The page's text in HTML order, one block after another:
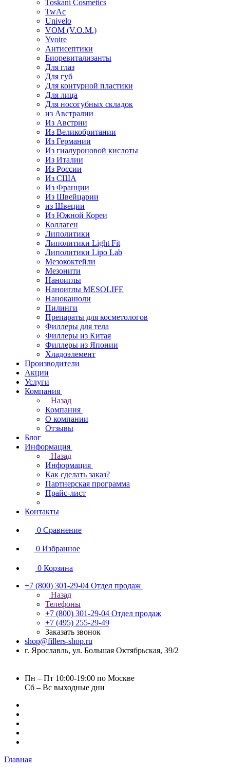
Toskani Cosmetics
TwAc
Univelo
VOM (V.O.M.)
Yvoire
Антисептики
Биоревитализанты
Для глаз
Для губ
Для контурной пластики
Для лица
Для носогубных складок
из Австралии
Из Австрии
Из Великобритании
Из Германии
Из гиалуроновой кислоты
Из Италии
Из России
Из США
Из Франции
Из Швейцарии
из Швеции
Из Южной Кореи
Коллаген
Липолитики
Липолитики Light Fit
Липолитики Lipo Lab
Мезококтейли
Мезонити
Наноиглы
Наноиглы MESOLIFE
Наноканюли
Пилинги
Препараты для косметологов
Филлеры для тела
Филлеры из Китая
Филлеры из Японии
Хладоэлемент
Производители
Акции
Услуги
Компания
Назад
Компания
О компании
Отзывы
Блог
Информация
Назад
Информация
Как сделать заказ?
Партнерская программа
Прайс-лист
Контакты
0 Сравнение
0 Избранное
0 Корзина
+7 (800) 301-29-04 Отдел продаж
Назад
Телефоны
+7 (800) 301-29-04 Отдел продаж
+7 (495) 255-29-49
Заказать звонок
shop@fillers-shop.ru
г. Ярославль, ул. Большая Октябрьская, 39/2
Пн – Пт 10:00-19:00 по Москве
Сб – Вс выходные дни
Главная